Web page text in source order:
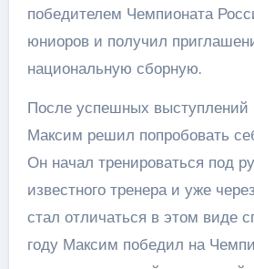
победителем Чемпионата
юниоров и получил
национальную сборную.
После успешных выступлений
Максим решил попробовать
Он начал тренироваться под
известного тренера и уже
стал отличаться в этом виде
году Максим победил на